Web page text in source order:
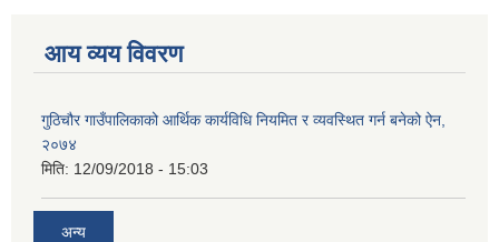
आय व्यय विवरण
गुठिचौर गाउँपालिकाको आर्थिक कार्यविधि नियमित र व्यवस्थित गर्न बनेको ऐन,
२०७४
मिति: 12/09/2018 - 15:03
अन्य